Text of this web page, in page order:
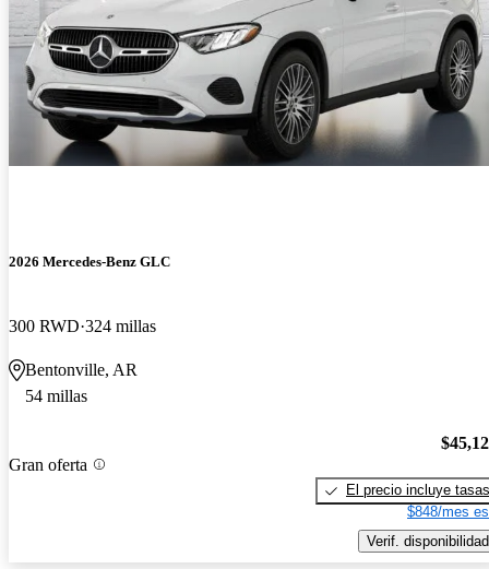
2026 Mercedes-Benz GLC
300 RWD 324 millas
Bentonville, AR
54 millas
Gran oferta
El precio incluye tasas
$848/mes
Verif. disponibilidad